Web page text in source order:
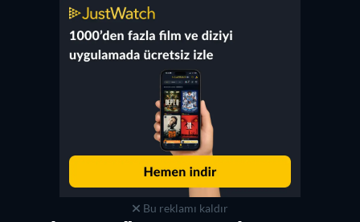
Bu reklamı kaldır